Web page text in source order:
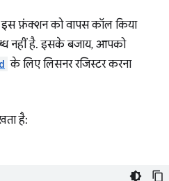
फ़ंक्शन को वापस कॉल किया
नहीं है. इसके बजाय, आपको
के लिए लिसनर रजिस्टर करना
है: